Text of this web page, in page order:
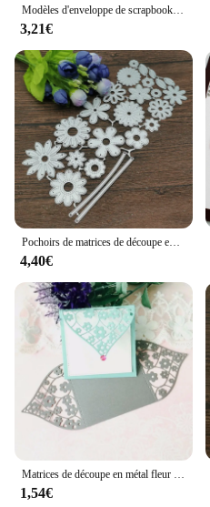
Modèles d'enveloppe de scrapbooking en métal découpé, carte de papier de gaufrage mignon, galets 3d de haute qualité
3,21€
Pochoirs de matrices de découpe en métal pour bricolage, modèle d'artisanat de gaufrage décoratif, feuilles de fleurs et d'arbres, scrapbooking
4,40€
Matrices de découpe en métal fleur de prunier, pochoirs découpés pour bricolage, Scrapbooking, gaufrage de carte en papier d'album
1,54€